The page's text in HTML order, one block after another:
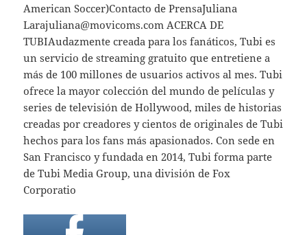
American Soccer)Contacto de PrensaJuliana
Larajuliana@movicoms.com ACERCA DE
TUBIAudazmente creada para los fanáticos, Tubi es
un servicio de streaming gratuito que entretiene a
más de 100 millones de usuarios activos al mes. Tubi
ofrece la mayor colección del mundo de películas y
series de televisión de Hollywood, miles de historias
creadas por creadores y cientos de originales de Tubi
hechos para los fans más apasionados. Con sede en
San Francisco y fundada en 2014, Tubi forma parte
de Tubi Media Group, una división de Fox
Corporatio